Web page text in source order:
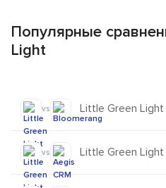
Популярные
Light
vs Little Green Light
vs Little Green Light